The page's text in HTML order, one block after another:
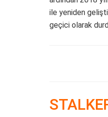
ile yeniden
geçici olarak